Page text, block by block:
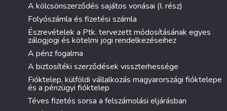
A kölcsönszerződés sajátos vonásai (I. rész)
Folyószámla és fizetési számla
Észrevételek a Ptk. tervezett módosításának egyes
zálogjogi és kötelmi jogi rendelkezéseihez
A pénz fogalma
A biztosítéki szerződések visszterhessége
Fióktelep, külföldi vállalkozás magyarországi fióktelepe
és a pénzügyi fióktelep
Téves fizetés sorsa a felszámolási eljárásban